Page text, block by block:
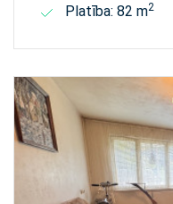
Platība: 82 m2